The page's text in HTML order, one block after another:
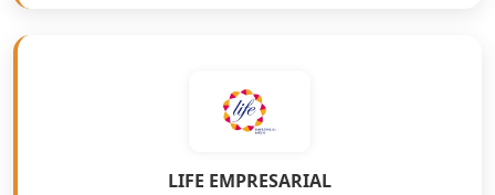
LIFE EMPRESARIAL